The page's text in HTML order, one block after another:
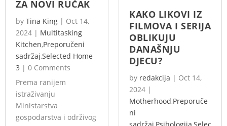
ZA NOVI RUČAK
by Tina King | Oct 14,
2024 | Multitasking
Kitchen,Preporučeni
sadržaj,Selected Home
3 | 0 Comments
Prema ranijem
istraživanju
Ministarstva
gospodarstva i održivog
KAKO LIKOVI IZ
FILMOVA I SERIJA
OBLIKUJU
DANAŠNJU
DJECU?
by redakcija | Oct 14,
2024 |
Motherhood,Preporuče
ni